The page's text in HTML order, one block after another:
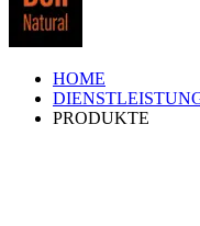
HOME
PRODUKTE